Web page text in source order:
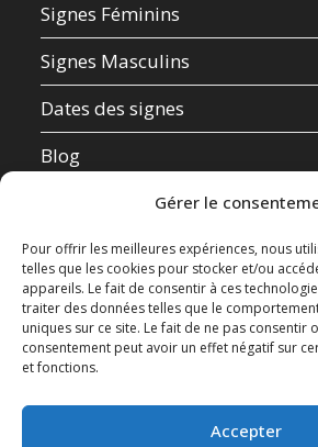
Gérer le
Pour offrir les meilleures expériences, nous
telles que les cookies pour stocker et/ou
appareils. Le fait de consentir à ces
traiter des données telles que le
uniques sur ce site. Le fait de ne pas consentir
consentement peut avoir un effet négatif sur
et fonctions.
Accepter
Signes Féminins
Signes Masculins
Dates des signes
Blog
Mentions Légales
Données Personnelles
Contact